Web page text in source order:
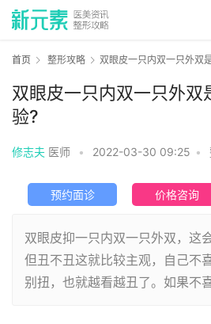
首页 整形攻略 双眼皮一只内双一只外双
双眼皮一只内双一只外双
验?
修志夫 医师 • 2022-03-30 09:25 •
预约面诊 价格咨询
双眼皮抑一只内双一只外双，这
但丑不丑这就比较主观，自己不
别扭，也就越看越丑了。如果不喜